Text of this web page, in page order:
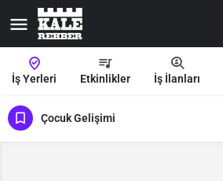
İş Yerleri Etkinlikler İş İlanları
Çocuk Gelişimi